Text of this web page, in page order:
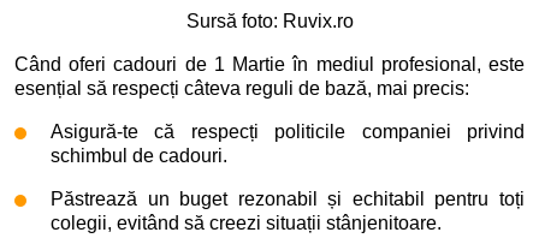
Sursă foto: Ruvix.ro
Când oferi cadouri de 1 Martie în mediul profesional, este
esențial să respecți câteva reguli de bază, mai precis:
Asigură-te că respecți politicile companiei privind
schimbul de cadouri.
Păstrează un buget rezonabil și echitabil pentru toți
colegii, evitând să creezi situații stânjenitoare.